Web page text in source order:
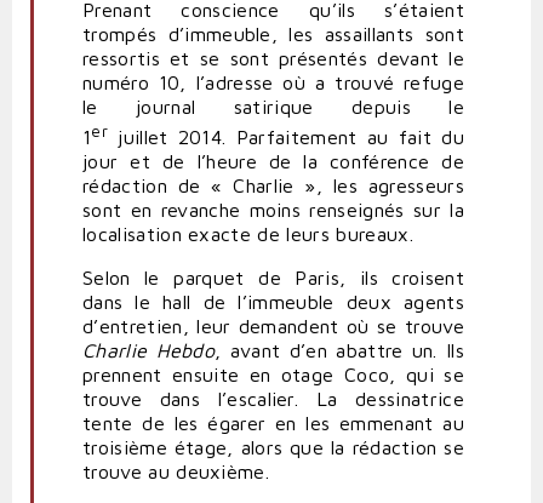
Prenant conscience qu’ils s’étaient
trompés d’immeuble, les assaillants sont
ressortis et se sont présentés devant le
numéro 10, l’adresse où a trouvé refuge
le journal satirique depuis le
1er juillet 2014. Parfaitement au fait du
jour et de l’heure de la conférence de
rédaction de « Charlie », les agresseurs
sont en revanche moins renseignés sur la
localisation exacte de leurs bureaux.
Selon le parquet de Paris, ils croisent
dans le hall de l’immeuble deux agents
d’entretien, leur demandent où se trouve
Charlie Hebdo, avant d’enabattre un. Ils
prennent ensuite en otage Coco, qui se
trouve dans l’escalier. La dessinatrice
tente de leségarer en les emmenant au
troisième étage, alors que la rédaction se
trouve au deuxième.